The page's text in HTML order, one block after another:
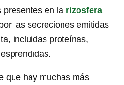
presentes en la rizosfera
las secreciones emitidas
incluidas proteínas,
que hay muchas más